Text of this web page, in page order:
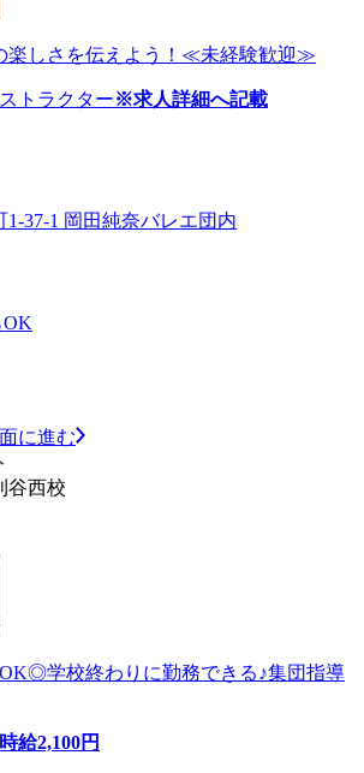
楽しさを伝えよう！≪未経験歓迎≫
トラクター※求人詳細へ記載
37-1 岡田純奈バレエ団内
OK
に進む
西校
学校終わりに勤務できる♪集団指導
時給2,100円